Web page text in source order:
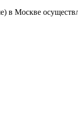
в Москве